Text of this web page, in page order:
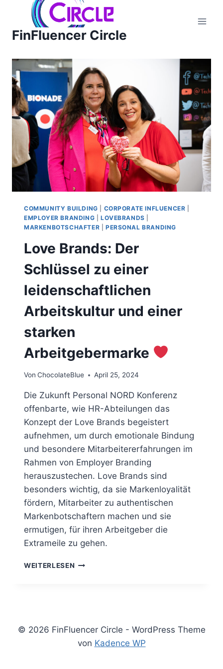
springen
FinFluencer Circle
COMMUNITY BUILDING CORPORATE INFLUENCER
EMPLOYER BRANDING
LOVEBRANDS
MARKENBOTSCHAFTER
PERSONAL BRANDING
Love Brands: Der
Schlüssel zu einer
leidenschaftlichen
Arbeitskultur und einer
starken
Arbeitgebermarke
Von ChocolateBlue April 25, 2024
Die Zukunft Personal NORD Konferenz
offenbarte, wie HR-Abteilungen das
Konzept der Love Brands begeistert
aufnehmen, um durch emotionale Bindung
und besondere Mitarbeitererfahrungen im
Rahmen von Employer Branding
herauszustechen. Love Brands sind
besonders wichtig, da sie Markenloyalität
fördern, Mitarbeiter zu authentischen
Markenbotschaftern machen und sie
ermutigen, für ihren Arbeitgeber die
Extrameile zu gehen.
WEITERLESEN LOVE
LEIDENSCHAFTLICHEN
UND
© 2026 FinFluencer Circle - WordPress Theme
von Kadence WP